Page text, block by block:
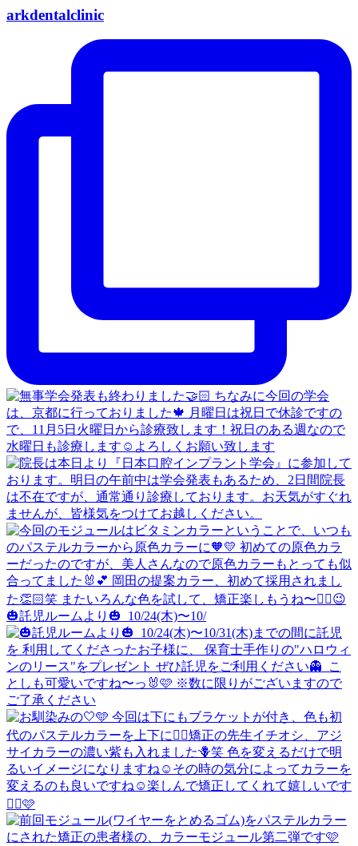
arkdentalclinic
🎃託児ルームより🎃 ⁡ 10/24(木)〜10/